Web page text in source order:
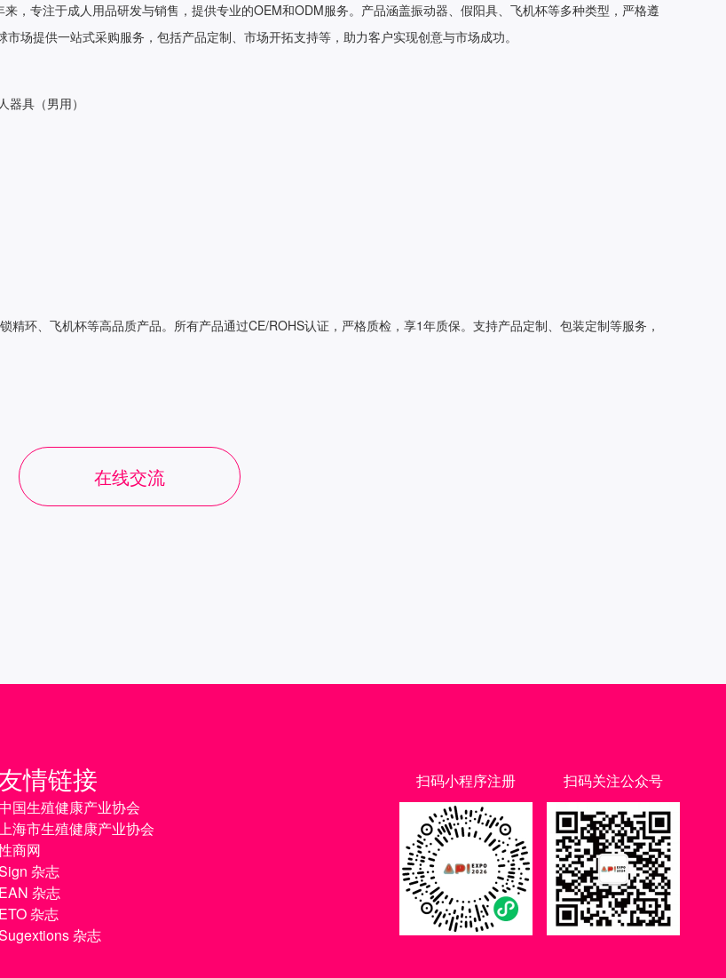
，专注于成人用品研发与销售，提供专业的OEM和ODM服务。产品涵盖振动器、假阳具、飞机杯等多种类型，严格遵
场提供一站式采购服务，包括产品定制、市场开拓支持等，助力客户实现创意与市场成功。
具（男用）
环、飞机杯等高品质产品。所有产品通过CE/ROHS认证，严格质检，享1年质保。支持产品定制、包装定制等服务，
在线交流
情链接
国生殖健康产业协会
海市生殖健康产业协会
商网
杂志
EAN 杂志
ETO 杂志
杂志
扫码小程序注册 扫码关注公众号